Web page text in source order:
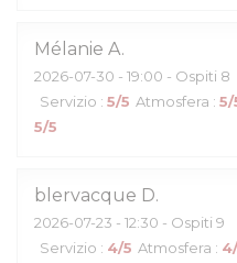
Mélanie A
2026-07-30 - 19:00 - Ospiti 8
Servizio : 5/5 Atmosfera : 5/
5/5
blervacque D
2026-07-23 - 12:30 - Ospiti 9
Servizio : 4/5 Atmosfera : 4